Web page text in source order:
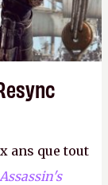
ans que tout
Assassin's